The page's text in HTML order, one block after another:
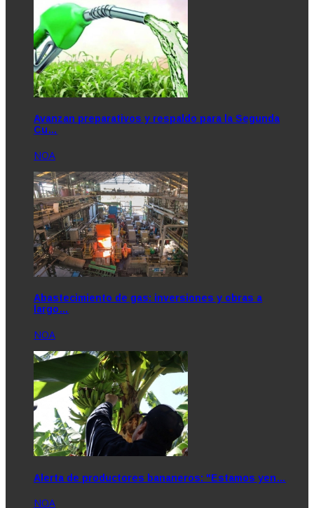
Avanzan preparativos y respaldo para la Segunda
Cu…
NOA
Abastecimiento de gas: inversiones y obras a
largo…
NOA
Alerta de productores bananeros: "Estamos yen…
NOA